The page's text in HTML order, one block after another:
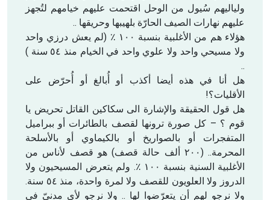
ولياليهم سُيول من الوحل اقتحمت عليهم خيامهم لتُجهز
عليهم نهارات الصيف الحارّة بلهيبها وحريقها ..
هؤلاء هم من الأغلبية بنسبة ١٠٠ ٪ (لم يعش درزي واحد
ولا مسيحي واحد ولا علوي واحد في الخيام منذ ٥٤ سنة )
..
هل أنا في هذه أيضا أكذب أو أُبالغ أو أُحرّض على
الأقليات؟!
هل قول الحقيقة والإشارة الى سكاكين القاتل تحريض يا
قوم ؟ – كل صورة ترونها لقصف بالطائرات أو ببراميل
المتفجرات أو بالصواريخ أو بالكيماوي أو بالأسلحة
المحرمة.. (٢٠٠ ألف حالة قصف) هو قصف لأناس من
الأغلبية السنية بنسبة ١٠٠ ٪. ولم يتعرض المسيحيون ولا
الدروز ولا العلويون للقصف ولا لمرة واحدة، منذ ٥٤ سنة.
ولا نرجو لهم أن يتعرّضوا لها .. ولا نرجو لأي مدنيّ في